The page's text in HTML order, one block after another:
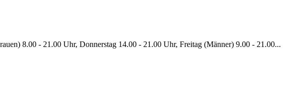
8.00 - 21.00 Uhr, Donnerstag 14.00 - 21.00 Uhr, Freitag (Männer) 9.00 - 21.00...